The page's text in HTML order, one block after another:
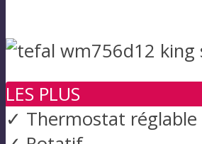
LES PLUS
✓ Thermostat réglable